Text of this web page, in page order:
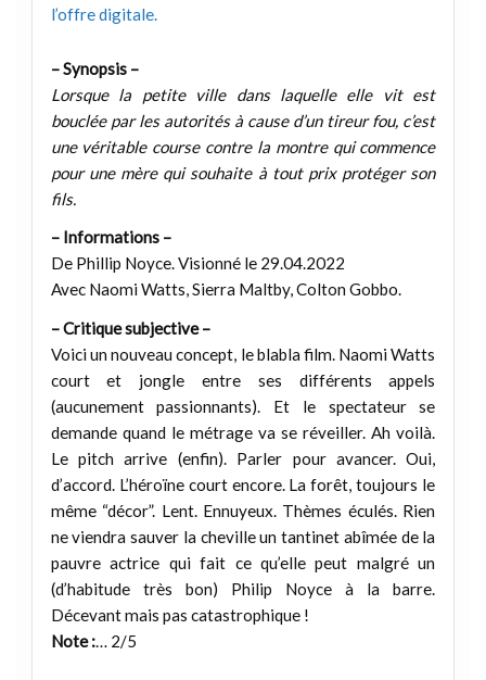
l’offre digitale.
– Synopsis –
Lorsque la petite ville dans laquelle elle vit est
bouclée par les autorités à cause d’un tireur fou, c’est
une véritable course contre la montre qui commence
pour une mère qui souhaite à tout prix protéger son
fils.
– Informations –
De Phillip Noyce. Visionné le 29.04.2022
Avec Naomi Watts, Sierra Maltby, Colton Gobbo.
– Critique subjective –
Voici un nouveau concept, le blabla film. Naomi Watts
court et jongle entre ses différents appels
(aucunement passionnants). Et le spectateur se
demande quand le métrage va se réveiller. Ah voilà.
Le pitch arrive (enfin). Parler pour avancer. Oui,
d’accord. L’héroïne court encore. La forêt, toujours le
même “décor”. Lent. Ennuyeux. Thèmes éculés. Rien
ne viendra sauver la cheville un tantinet abîmée de la
pauvre actrice qui fait ce qu’elle peut malgré un
(d’habitude très bon) Philip Noyce à la barre.
Décevant mais pas catastrophique !
Note :… 2/5